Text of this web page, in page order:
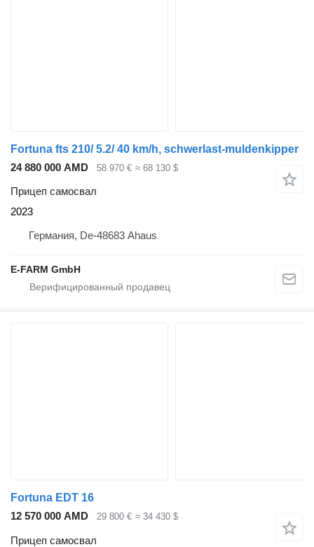
Fortuna fts 210/ 5.2/ 40 km/h, schwerlast-muldenkipper
24 880 000 AMD
58 970 € ≈ 68 130 $
Прицеп самосвал
2023
Германия, De-48683 Ahaus
E-FARM GmbH
Fortuna EDT 16
12 570 000 AMD
29 800 € ≈ 34 430 $
Прицеп самосвал